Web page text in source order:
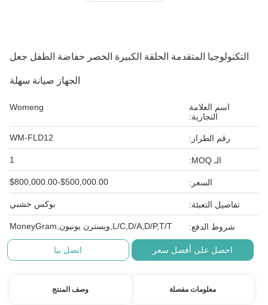
التكنولوجيا المتقدمة الحلقة الكبيرة الخصر حفاضة الطفل جعل
الجهاز صيانة سهلة
اسم العلامة
التجارية:
Womeng
رقم الطراز: WM-FLD12
الـ MOQ: 1
السعر: $500,000.00-$800,000.00
تفاصيل التعبئة: بوكس خشبي
شروط الدفع: L/C,D/A,D/P,T/T,ويسترن يونيون,MoneyGram
احصل على أفضل سعر اتصل بنا
معلومات مفصلة وصف المنتج